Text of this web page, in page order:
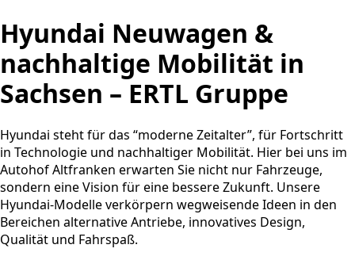
Hyundai Neuwagen &
nachhaltige Mobilität in
Sachsen – ERTL Gruppe
Hyundai steht für das “moderne Zeitalter”, für Fortschritt
in Technologie und nachhaltiger Mobilität. Hier bei uns im
Autohof Altfranken erwarten Sie nicht nur Fahrzeuge,
sondern eine Vision für eine bessere Zukunft. Unsere
Hyundai-Modelle verkörpern wegweisende Ideen in den
Bereichen alternative Antriebe, innovatives Design,
Qualität und Fahrspaß.